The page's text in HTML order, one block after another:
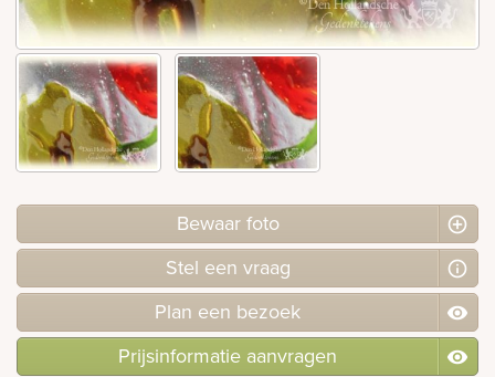
Bekijk
ook:
Bewaar foto
Stel een vraag
Plan een bezoek
Prijsinformatie aanvragen